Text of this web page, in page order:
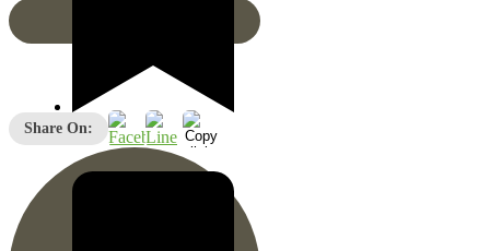
โรคหลอดเลือดสมอง
Share On: